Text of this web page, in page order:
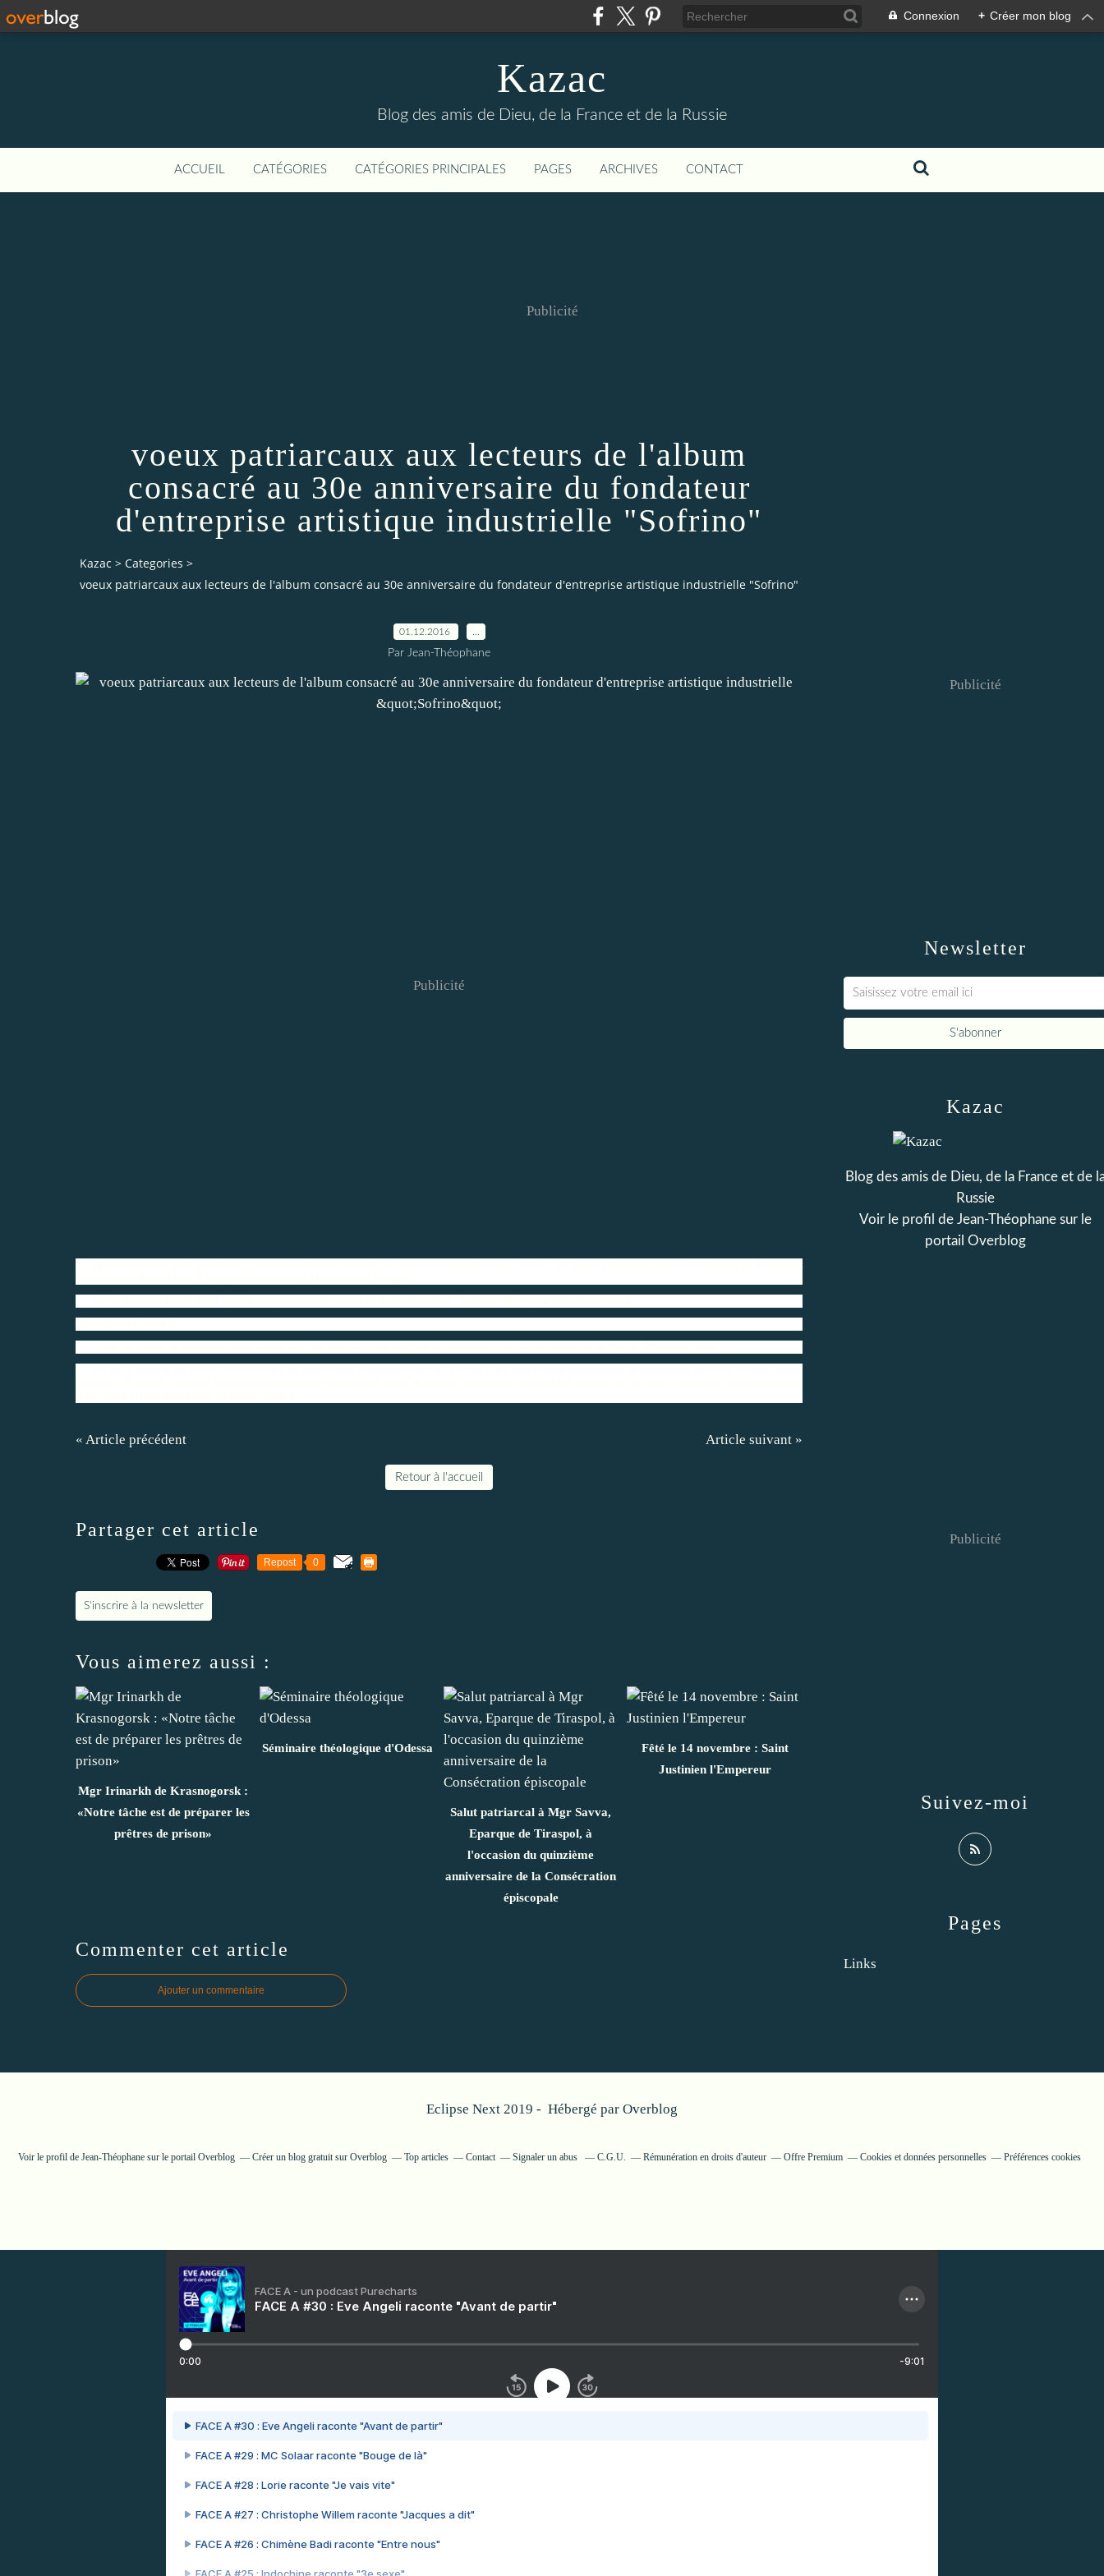
Connexion + Créer mon blog
Kazac
Blog des amis de Dieu, de la France et de la Russie
ACCUEIL CATÉGORIES CATÉGORIES PRINCIPALES PAGES ARCHIVES CONTACT
Publicité
voeux patriarcaux aux lecteurs de l'album
consacré au 30e anniversaire du fondateur
d'entreprise artistique industrielle "Sofrino"
Kazac > Categories >
voeux patriarcaux aux lecteurs de l'album consacré au 30e anniversaire du fondateur d'entreprise artistique industrielle "Sofrino"
01.12.2016
Par Jean-Théophane
Publicité
« Article précédent Article suivant »
Retour à l'accueil
Partager cet article
Repost 0
S'inscrire à la newsletter
Vous aimerez aussi :
Mgr Irinarkh de Krasnogorsk :
«Notre tâche est de préparer les
prêtres de prison»
Séminaire théologique d'Odessa
Salut patriarcal à Mgr Savva,
Eparque de Tiraspol, à
l'occasion du quinzième
anniversaire de la Consécration
épiscopale
Fêté le 14 novembre : Saint
Justinien l'Empereur
Commenter cet article
Ajouter un commentaire
Newsletter
Publicité
Pages
Links
Kazac
Blog des amis de Dieu, de la France et de
Russie
Voir le profil de Jean-Théophanesur le
portail Overblog
Suivez-moi
Publicité
Eclipse Next 2019 - Hébergé par Overblog
Voir le profil de Jean-Théophane sur le portail Overblog Créer un blog gratuit sur Overblog Top articles Contact Signaler un abus C.G.U. Rémunération en droits d'auteur Offre Premium Cookies et données personnelles Préférences cookies
FACE A - un podcast Purecharts
FACE A #30 : Eve Angeli raconte "Avant de partir"
0:00 -9:01
FACE A #30 : Eve Angeli raconte "Avant de partir"
FACE A #29 : MC Solaar raconte "Bouge de là"
FACE A #28 : Lorie raconte "Je vais vite"
FACE A #27 : Christophe Willem raconte "Jacques a dit"
FACE A #26 : Chimène Badi raconte "Entre nous"
FACE A #25 : Indochine raconte "3e sexe"